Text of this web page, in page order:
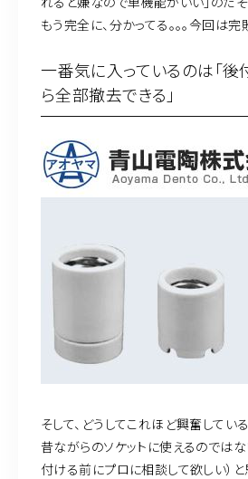
もう完全に、分かってる。。。今回は完
一番気に入っているのは「
ら全部撤去できる」
そして、どうしてこれほど興奮してい
昔ながらのソケットに使えるのではな
付ける前にプロに相談して欲しい）と